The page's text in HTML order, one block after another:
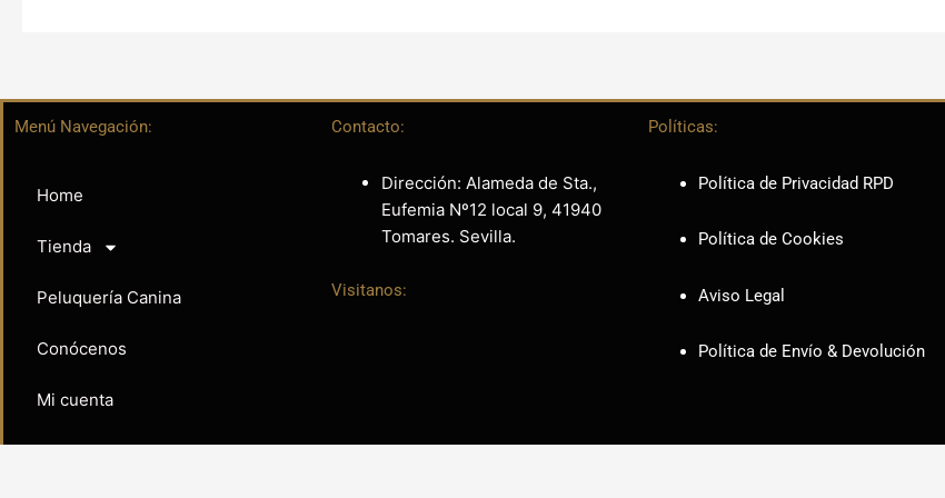
Menú Navegación:
Home
Tienda
Peluquería Canina
Conócenos
Mi cuenta
Contacto:
Dirección: Alameda de Sta.,
Eufemia Nº12 local 9, 41940
Tomares. Sevilla.
Visitanos:
Políticas:
Política de Privacidad RPD
Política de Cookies
Aviso Legal
Política de Envío & Devolución